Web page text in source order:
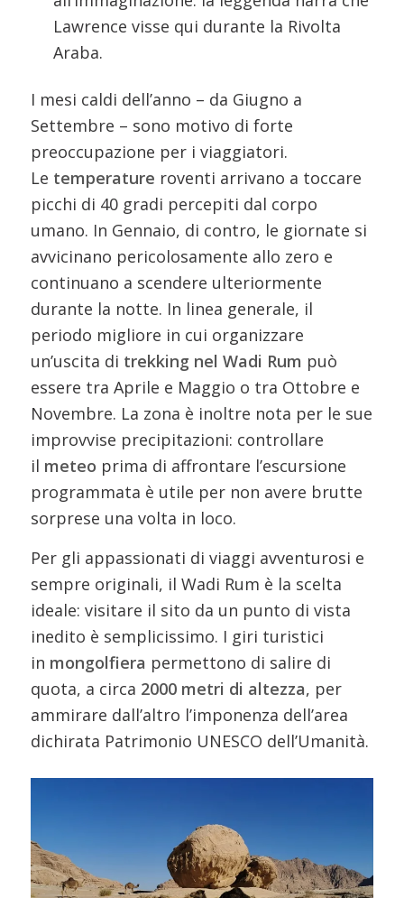
Lawrence visse qui durante la Rivolta
Araba.
I mesi caldi dell’anno – da Giugno a
Settembre – sono motivo di forte
preoccupazione per i viaggiatori.
Le temperature roventi arrivano a toccare
picchi di 40 gradi percepiti dal corpo
umano. In Gennaio, di contro, le giornate si
avvicinano pericolosamente allo zero e
continuano a scendere ulteriormente
durante la notte. In linea generale, il
periodo migliore in cui organizzare
un’uscita di trekking nel Wadi Rum può
essere tra Aprile e Maggio o tra Ottobre e
Novembre. La zona è inoltre nota per le sue
improvvise precipitazioni: controllare
il meteo prima di affrontare l’escursione
programmata è utile per non avere brutte
sorprese una volta in loco.
Per gli appassionati di viaggi avventurosi e
sempre originali, il Wadi Rum è la scelta
ideale: visitare il sito da un punto di vista
inedito è semplicissimo. I giri turistici
in mongolfiera permettono di salire di
quota, a circa 2000 metri di altezza, per
ammirare dall’altro l’imponenza dell’area
dichirata Patrimonio UNESCO dell’Umanità.